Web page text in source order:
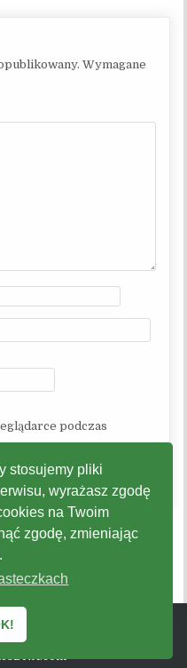
Wymagane
podczas
Kultury, Promocji, Turystyki
Wieprz
stosujemy pliki
wyrażasz zgodę
na Twoim
zgodę, zmieniając